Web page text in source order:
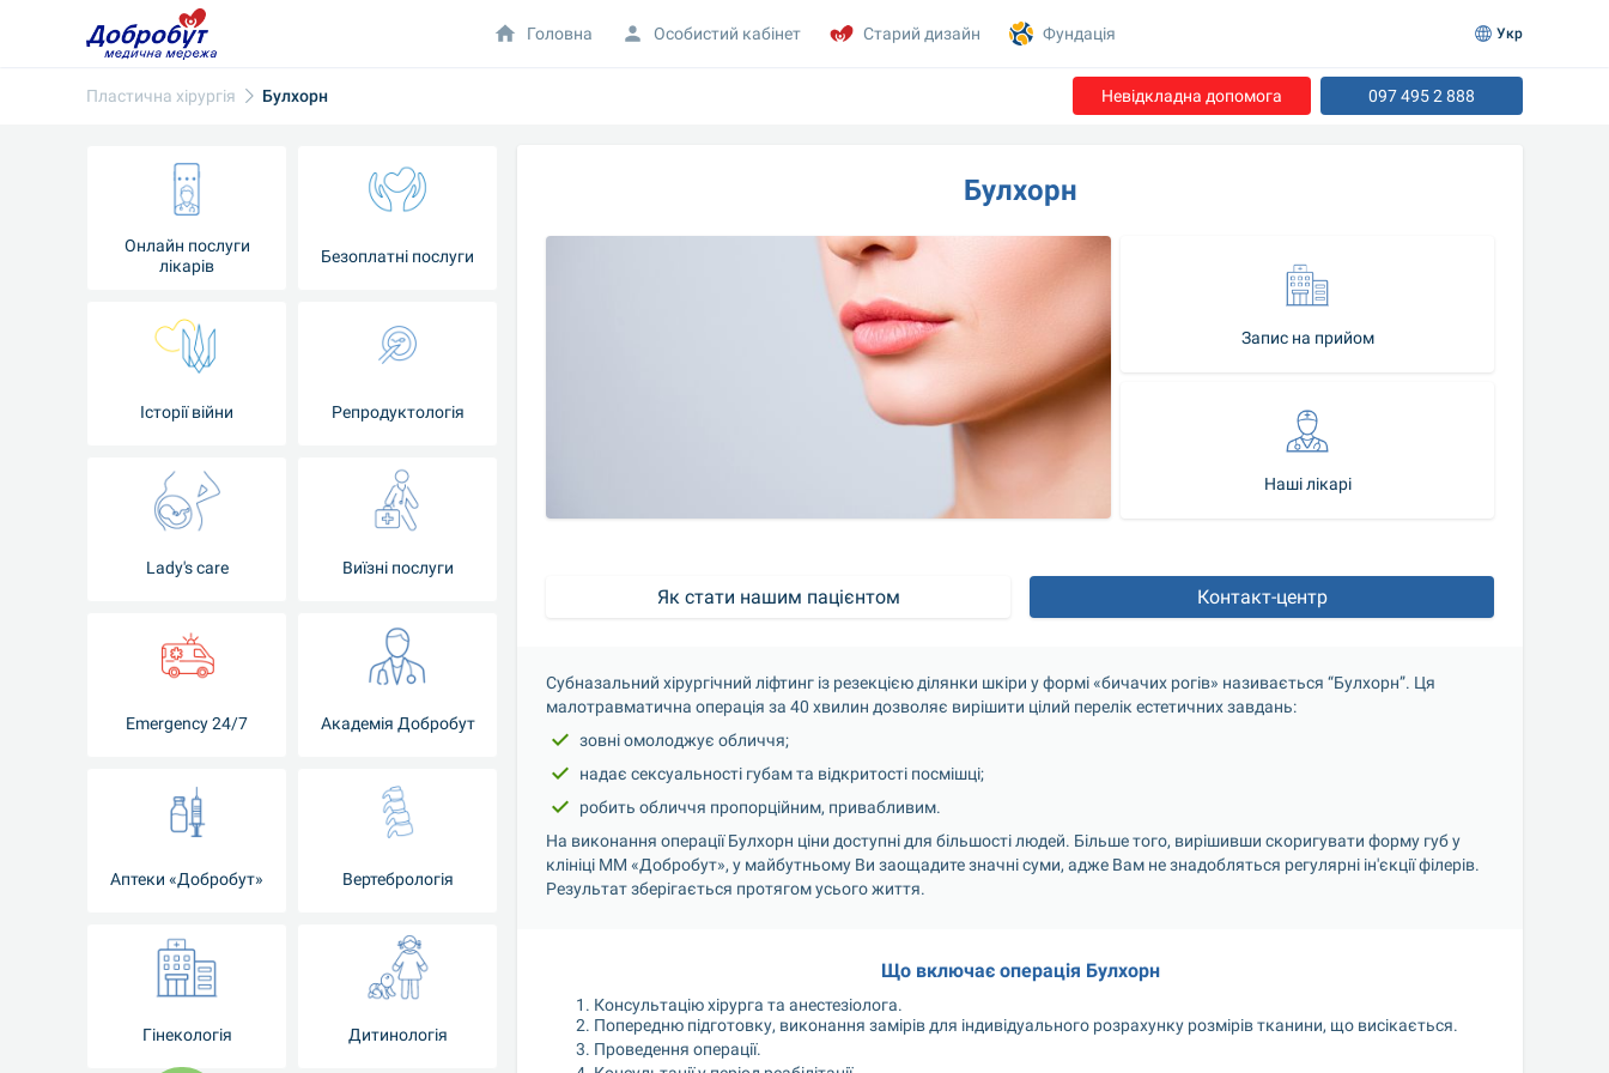
Пластична хірургія Булхорн Невідкладна допомога 097 495 2 888
Онлайн послуги
лікарів
Безоплатні послуги
Історії війни Репродуктологія
Lady's care Виїзні послуги
Emergency 24/7 Академія Добробут
Аптеки «Добробут» Вертебрологія
Гінекологія Дитинологія
Булхорн
Запис на прийом
Наші лікарі
Як стати нашим пацієнтом Контакт-центр
Субназальний хірургічний ліфтинг із резекцією ділянки шкіри у формі «бичачих рогів» називається “Булхорн”. Ця
малотравматична операція за 40 хвилин дозволяє вирішити цілий перелік естетичних завдань:
зовні омолоджує обличчя;
надає сексуальності губам та відкритості посмішці;
робить обличчя пропорційним, привабливим.
На виконання операції Булхорн ціни доступні для більшості людей. Більше того, вирішивши скоригувати форму губ у
клініці ММ «Добробут», у майбутньому Ви заощадите значні суми, адже Вам не знадобляться регулярні ін'єкції філерів.
Результат зберігається протягом усього життя.
Що включає операція Булхорн
Консультацію хірурга та анестезіолога.
Попередню підготовку, виконання замірів для індивідуального розрахунку розмірів тканини, що висікається.
Проведення операції.
Головна Особистий кабінет Старий дизайн Фундація Укр